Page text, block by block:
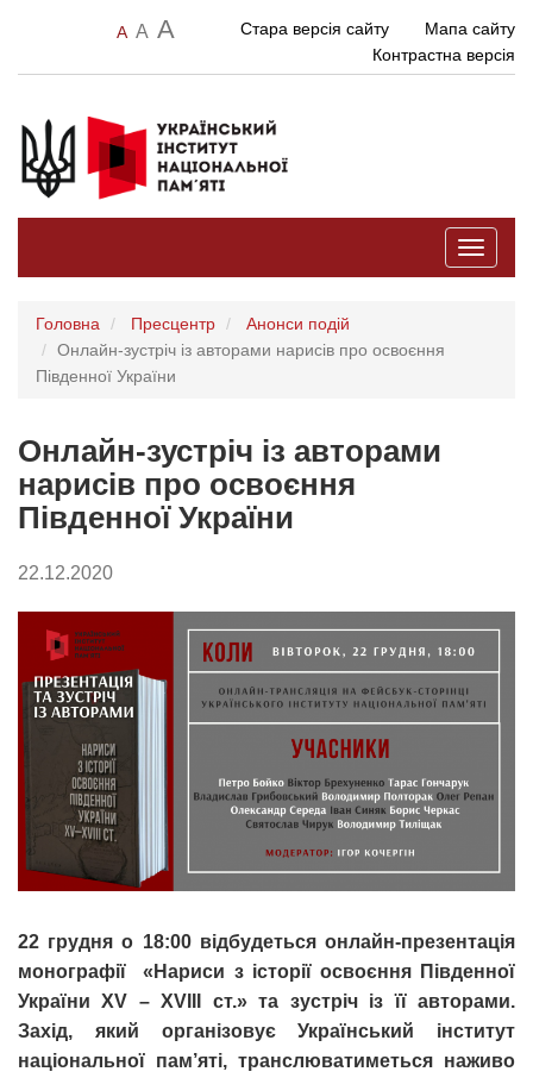
A A A Стара версія сайту
Мапа сайту
Контрастна версія
Toggle
Головна Пресцентр
Анонси подій
Онлайн-зустріч із авторами нарисів про освоєння
Південної України
Онлайн-зустріч із авторами
нарисів про освоєння
Південної України
22.12.2020
22 грудня о 18:00 відбудеться онлайн-презентація
монографії «Нариси з історії освоєння Південної
України ХV – XVIII ст.» та зустріч із її авторами.
Захід, який організовує Український інститут
національної пам’яті, транслюватиметься наживо